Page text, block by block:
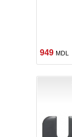
949 MDL